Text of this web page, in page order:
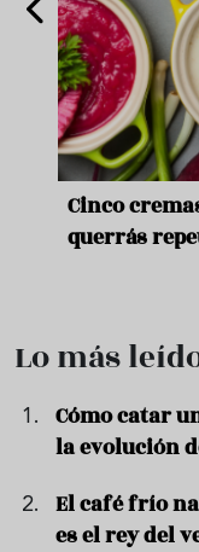
Cinco
querrás
Lo más
Cómo catar
la evolución
El café frío
es el rey del